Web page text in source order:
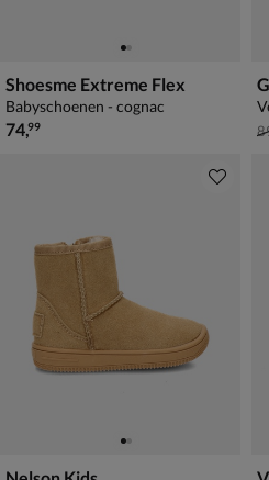
Shoesme Extreme Flex
Babyschoenen - cognac
€ 74,99
74,99